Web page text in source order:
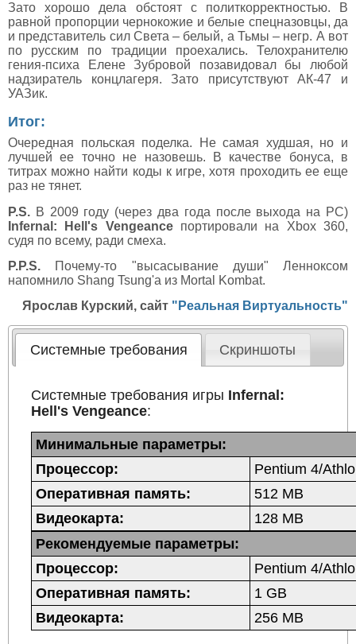
Зато хорошо дела обстоят с политкорректностью. В
равной пропорции чернокожие и белые спецназовцы, да
и представитель сил Света – белый, а Тьмы – негр. А вот
по русским по традиции проехались. Телохранителю
гения-психа Елене Зубровой позавидовал бы любой
надзиратель концлагеря. Зато присутствуют АК-47 и
УАЗик.
Итог:
Очередная польская поделка. Не самая худшая, но и
лучшей ее точно не назовешь. В качестве бонуса, в
титрах можно найти коды к игре, хотя проходить ее еще
раз не тянет.
P.S. В 2009 году (через два года после выхода на PC)
Infernal: Hell's Vengeanceпортировали на Xbox 360,
судя по всему, ради смеха.
P.P.S. Почему-то "высасывание души" Ленноксом
напомнило Shang Tsung'а из Mortal Kombat.
Ярослав Курский, сайт "Реальная Виртуальность"
Системные требования Скриншоты
Системные требования игры Infernal:
Hell's Vengeance:
Минимальные параметры:
Процессор:
Pentium 4/
Оперативная память:
512 MB
Видеокарта:
128 MB
Рекомендуемые параметры:
Процессор:
Pentium 4/
Оперативная память:
1 GB
Видеокарта:
256 MB